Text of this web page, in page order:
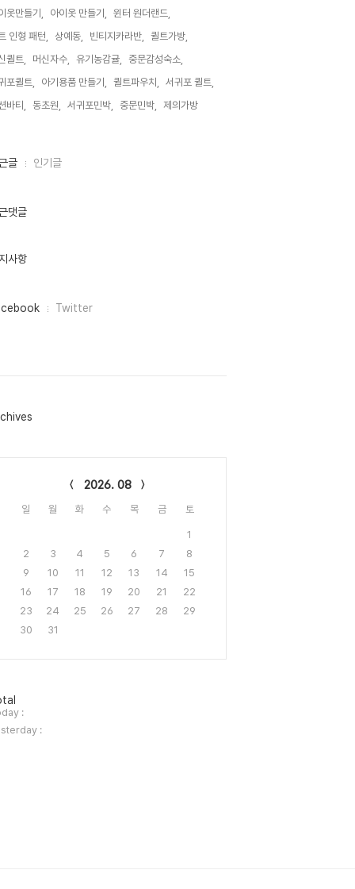
옷만들기, 아이옷 만들기,
윈터 원더랜드,
인형 패턴,
상예동, 빈티지카라반,
퀼트가방,
퀼트,
머신자수, 유기농감귤,
중문감성숙소,
포퀼트,
아기용품 만들기, 퀼트파우치,
서귀포 퀼트,
바티,
동초원, 서귀포민박, 중문민박, 제의가방,
글 인기글
댓글
사항
Twitter
2026. 08
일 월 화 수 목 금 토
1
2
3 4 5 6 7
8
9
10 11 12 13 14
15
16
17 18 19 20 21
22
23
24 25 26 27 28
29
30
31
:
: